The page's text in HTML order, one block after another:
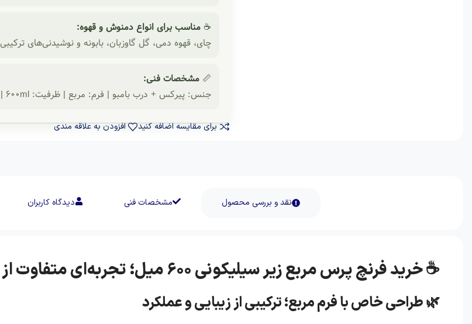
☕ مناسب برای انواع دمنوش و قهوه:
چای، قهوه دمی، گل گاوزبان، بابونه و نوشیدنی‌های ترکیبی
📏 مشخصات فنی:
جنس: پیرکس + درب بامبو | فرم: مربع | ظرفیت: 600ml | پایه: سیلیکونی مشکی | شستشو: دستی
برای مقایسه اضافه کنید افزودن به علاقه مندی
نقد و بررسی محصول مشخصات فنی دیدگاه کاربران
☕ خرید فرنچ پرس مربع زیر سیلیکونی 600 میل؛ تجربه‌ای متفاوت از دم‌کردن دمنوش‌های خاص
🌿 طراحی خاص با فرم مربع؛ ترکیبی از زیبایی و عملکرد